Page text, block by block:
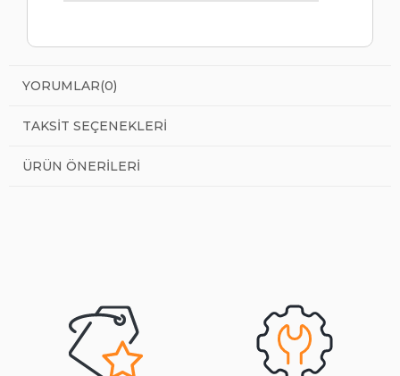
YORUMLAR(0)
TAKSIT SEÇENEKLERI
ÜRÜN ÖNERILERI